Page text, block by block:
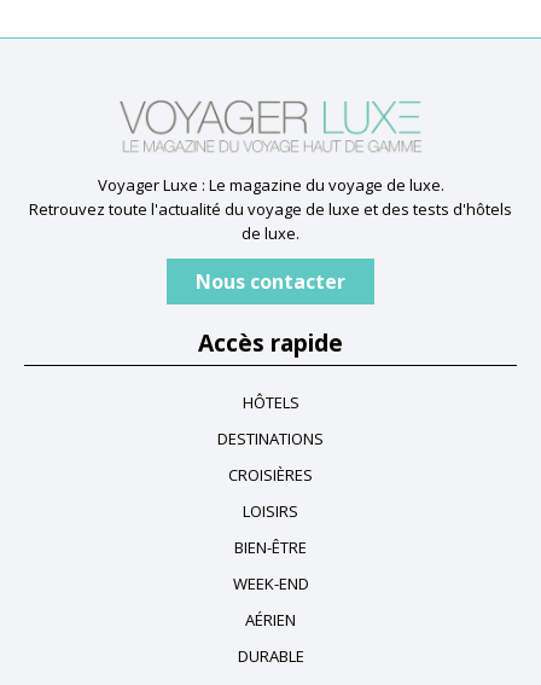
Voyager Luxe : Le magazine du voyage de luxe.
Retrouvez toute l'actualité du voyage de luxe et des tests d'hôtels
de luxe.
Nous contacter
Accès rapide
HÔTELS
DESTINATIONS
CROISIÈRES
LOISIRS
BIEN-ÊTRE
WEEK-END
AÉRIEN
DURABLE